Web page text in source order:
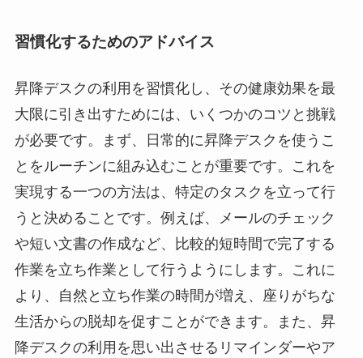
習慣化するためのアドバイス
昇降デスクの利用を習慣化し、その健康効果を最
大限に引き出すためには、いくつかのコツと挑戦
が必要です。まず、日常的に昇降デスクを使うこ
とをルーチンに組み込むことが重要です。これを
実現する一つの方法は、特定のタスクを立って行
うと決めることです。例えば、メールのチェック
や短い文書の作成など、比較的短時間で完了する
作業を立ち作業として行うようにします。これに
より、自然と立ち作業の時間が増え、座りがちな
生活からの脱却を促すことができます。また、昇
降デスクの利用を思い出させるリマインダーやア